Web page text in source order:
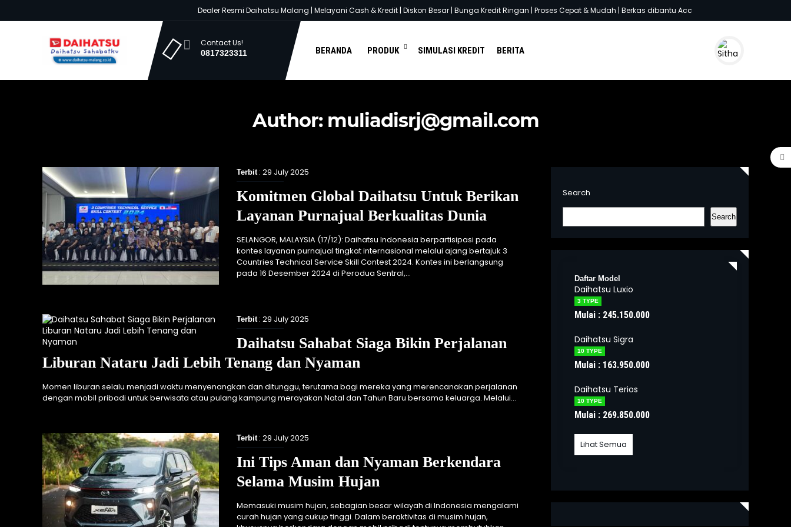
Dealer Resmi Daihatsu Malang | Melayani Cash & Kredit | Diskon Besar | Bunga Kredit Ringan | Proses Cepat & Mudah | Berkas dibantu Acc
Contact Us!
0817323311 BERANDA PRODUK SIMULASI KREDIT BERITA
You are here :Beranda/Artikel oleh muliadisrj@gmail.com
Author: muliadisrj@gmail.com
Terbit: 29 July 2025
Komitmen Global Daihatsu Untuk Berikan
Layanan Purnajual Berkualitas Dunia
SELANGOR, MALAYSIA (17/12): Daihatsu Indonesia berpartisipasi pada
kontes layanan purnajual tingkat internasional melalui ajang bertajuk 3
Countries Technical Service Skill Contest 2024. Kontes ini berlangsung
pada 16 Desember 2024 di Perodua Sentral,...
Terbit: 29 July 2025
Daihatsu Sahabat Siaga Bikin Perjalanan
Liburan Nataru Jadi Lebih Tenang dan Nyaman
Momen liburan selalu menjadi waktu menyenangkan dan ditunggu, terutama bagi mereka yang merencanakan perjalanan
dengan mobil pribadi untuk berwisata atau pulang kampung merayakan Natal dan Tahun Baru bersama keluarga. Melalui...
Terbit: 29 July 2025
Ini Tips Aman dan Nyaman Berkendara
Selama Musim Hujan
Memasuki musim hujan, sebagian besar wilayah di Indonesia mengalami
curah hujan yang cukup tinggi. Dalam beraktivitas di musim hujan,
Search
Search
Daftar Model
Daihatsu Luxio
3 TYPE
Mulai : 245.150.000
Daihatsu Sigra
10 TYPE
Mulai : 163.950.000
Daihatsu Terios
10 TYPE
Mulai : 269.850.000
Lihat Semua